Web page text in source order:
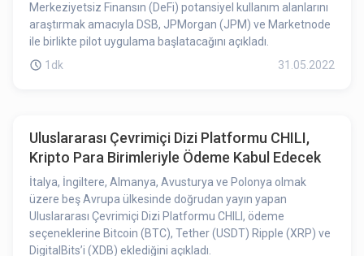
Merkeziyetsiz Finansın (DeFi) potansiyel kullanım alanlarını
araştırmak amacıyla DSB, JPMorgan (JPM) ve Marketnode
ile birlikte pilot uygulama başlatacağını açıkladı.
1dk
31.05.2022
Uluslararası Çevrimiçi Dizi Platformu CHILI,
Kripto Para Birimleriyle Ödeme Kabul Edecek
İtalya, İngiltere, Almanya, Avusturya ve Polonya olmak
üzere beş Avrupa ülkesinde doğrudan yayın yapan
Uluslararası Çevrimiçi Dizi Platformu CHILI, ödeme
seçeneklerine Bitcoin (BTC), Tether (USDT) Ripple (XRP) ve
DigitalBits’i (XDB) eklediğini açıkladı.